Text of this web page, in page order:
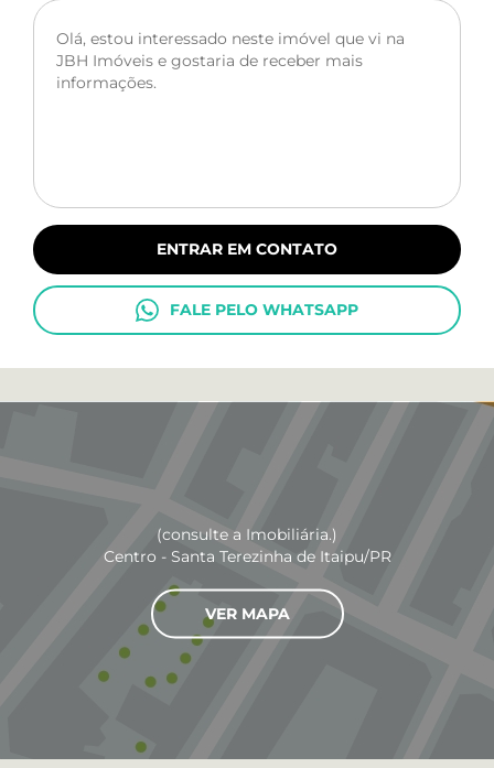
ENTRAR EM CONTATO
FALE PELO WHATSAPP
(consulte a Imobiliária.)
Centro - Santa Terezinha de Itaipu/PR
VER MAPA